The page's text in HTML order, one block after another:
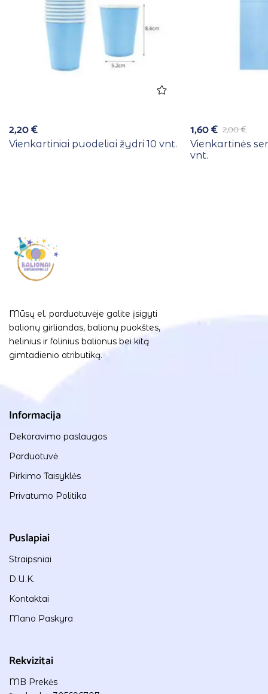
2,20€
Vienkartiniai puodeliai žydri 10 vnt.
2,00€
1,60€
Vienkartinės
vnt.
Mūsų el. parduotuvėje galite įsigyti
balionų girliandas, balionų puokštes,
helinius ir folinius balionus bei kitą
gimtadienio atributiką.
Informacija
Dekoravimo paslaugos
Parduotuvė
Pirkimo Taisyklės
Privatumo Politika
Puslapiai
Straipsniai
D.U.K.
Kontaktai
Mano Paskyra
Rekvizitai
MB Prekės